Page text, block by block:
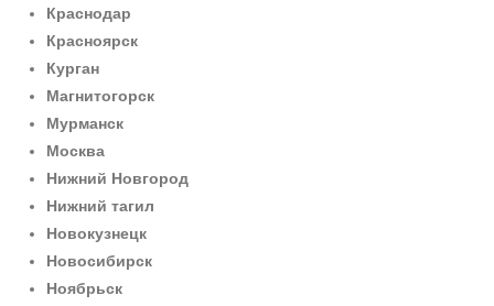
Краснодар
Красноярск
Курган
Магнитогорск
Мурманск
Москва
Нижний Новгород
Нижний тагил
Новокузнецк
Новосибирск
Ноябрьск